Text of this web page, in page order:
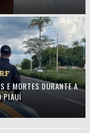
E MORTES DURANTE A
PIAUÍ